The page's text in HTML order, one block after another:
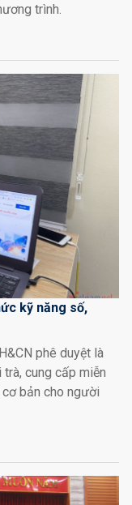
trình.
kỹ năng số,
phê duyệt là
cung cấp miễn
bản cho người